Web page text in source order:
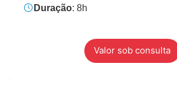
Duração: 8h
Valor sob consulta